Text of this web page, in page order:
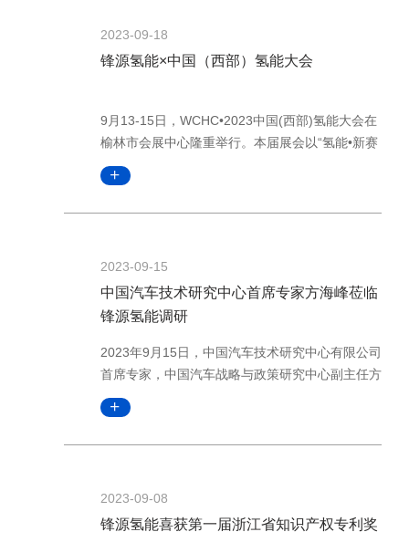
2023-09-18
锋源氢能×中国（西部）氢能大会
9月13-15日，WCHC•2023中国(西部)氢能大会在
榆林市会展中心隆重举行。本届展会以“氢能•新赛
道，低碳•新未来”为主题，聚焦氢能技术可持续发
展，围绕氢能产业面临的机遇与挑战等重点、热
2023-09-15
中国汽车技术研究中心首席专家方海峰莅临
锋源氢能调研
2023年9月15日，中国汽车技术研究中心有限公司
首席专家，中国汽车战略与政策研究中心副主任方
海峰莅临锋源氢能进行调研，锋源氢能董事长王海
峰参加接待。此次调研，方海峰主任旨在考察全国
2023-09-08
锋源氢能喜获第一届浙江省知识产权专利奖